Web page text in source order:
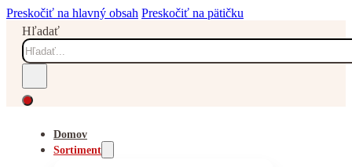
Preskočiť na hlavný obsah Preskočiť na pätičku
Hľadať
Domov
Sortiment